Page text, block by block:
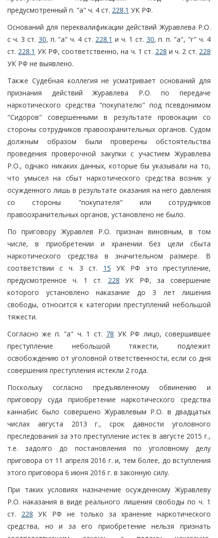
предусмотренный п. "а" ч. 4 ст. 228.1 УК РФ.
Оснований для переквалификации действий Журавлева Р.О.
с ч. 3 ст. 30, п. "а" ч. 4 ст. 228.1 и ч. 1 ст. 30, п. п. "а", "г" ч. 4
ст. 228.1 УК РФ, соответственно, на ч. 1 ст. 228 и ч. 2 ст. 228
УК РФ не выявлено.
Также Судебная коллегия не усматривает оснований для
признания действий Журавлева Р.О. по передаче
наркотического средства "покупателю" под псевдонимом
"Сидоров" совершенными в результате провокации со
стороны сотрудников правоохранительных органов. Судом
должным образом были проверены обстоятельства
проведения проверочной закупки с участием Журавлева
Р.О., однако никаких данных, которые бы указывали на то,
что умысел на сбыт наркотического средства возник у
осужденного лишь в результате оказания на него давления
со стороны "покупателя" или сотрудников
правоохранительных органов, установлено не было.
По приговору Журавлев Р.О. признан виновным, в том
числе, в приобретении и хранении без цели сбыта
наркотического средства в значительном размере. В
соответствии с ч. 3 ст. 15 УК РФ это преступление,
предусмотренное ч. 1 ст. 228 УК РФ, за совершение
которого установлено наказание до 3 лет лишения
свободы, относится к категории преступлений небольшой
тяжести.
Согласно же п. "а" ч. 1 ст. 78 УК РФ лицо, совершившее
преступление небольшой тяжести, подлежит
освобождению от уголовной ответственности, если со дня
совершения преступления истекли 2 года.
Поскольку согласно предъявленному обвинению и
приговору суда приобретение наркотического средства
каннабис было совершено Журавлевым Р.О. в двадцатых
числах августа 2013 г., срок давности уголовного
преследования за это преступление истек в августе 2015 г.,
т.е. задолго до постановления по уголовному делу
приговора от 11 апреля 2016 г. и, тем более, до вступления
этого приговора 6 июня 2016 г. в законную силу.
При таких условиях назначение осужденному Журавлеву
Р.О. наказания в виде реального лишения свободы по ч. 1
ст. 228 УК РФ не только за хранение наркотического
средства, но и за его приобретение нельзя признать